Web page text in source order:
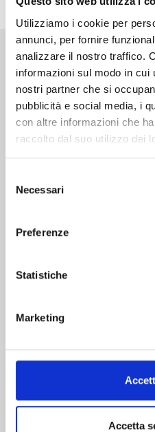
Utilizziamo i cookie per
annunci, per fornire
analizzare il nostro traffico.
informazioni sul modo in
nostri partner che si
pubblicità e social media, i
con altre informazioni che
raccolto dal suo utilizzo dei
delNecessari
Preferenze
Statistiche
Marketing
Accetta
Altri volumi